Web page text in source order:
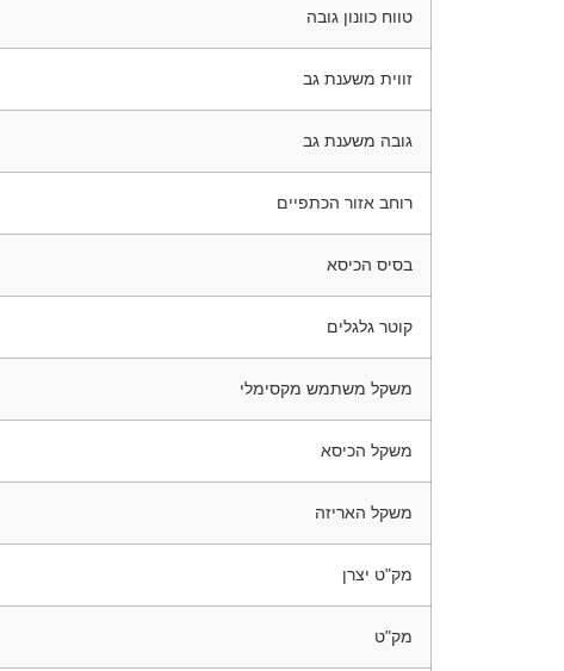
טווח כוונון גובה
זווית משענת גב
גובה משענת גב
רוחב אזור הכתפיים
בסיס הכיסא
קוטר גלגלים
משקל משתמש מקסימלי
משקל הכיסא
משקל האריזה
מק"ט יצרן
מק"ט